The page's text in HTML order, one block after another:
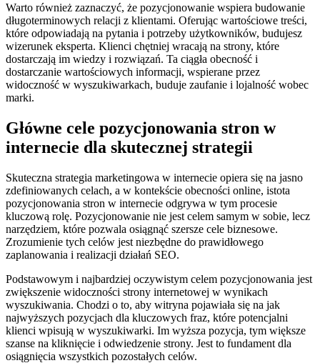
Warto również zaznaczyć, że pozycjonowanie wspiera budowanie
długoterminowych relacji z klientami. Oferując wartościowe treści,
które odpowiadają na pytania i potrzeby użytkowników, budujesz
wizerunek eksperta. Klienci chętniej wracają na strony, które
dostarczają im wiedzy i rozwiązań. Ta ciągła obecność i
dostarczanie wartościowych informacji, wspierane przez
widoczność w wyszukiwarkach, buduje zaufanie i lojalność wobec
marki.
Główne cele pozycjonowania stron w
internecie dla skutecznej strategii
Skuteczna strategia marketingowa w internecie opiera się na jasno
zdefiniowanych celach, a w kontekście obecności online, istota
pozycjonowania stron w internecie odgrywa w tym procesie
kluczową rolę. Pozycjonowanie nie jest celem samym w sobie, lecz
narzędziem, które pozwala osiągnąć szersze cele biznesowe.
Zrozumienie tych celów jest niezbędne do prawidłowego
zaplanowania i realizacji działań SEO.
Podstawowym i najbardziej oczywistym celem pozycjonowania jest
zwiększenie widoczności strony internetowej w wynikach
wyszukiwania. Chodzi o to, aby witryna pojawiała się na jak
najwyższych pozycjach dla kluczowych fraz, które potencjalni
klienci wpisują w wyszukiwarki. Im wyższa pozycja, tym większe
szanse na kliknięcie i odwiedzenie strony. Jest to fundament dla
osiągnięcia wszystkich pozostałych celów.